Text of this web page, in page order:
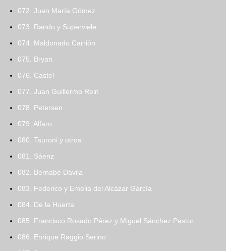
072. Juan María Gómez
073. Rando y Superviele
074. Maldonado Carrión
075. Bryan
076. Castel
077. Juan Guillermo Rein
078. Petersen
079. Alfaro
080. Tauroni y otros
081. Sáenz
082. Bernabé Dávila
083. Federico y Emelia del Alcázar García
084. De la Huerta
085. Francisco Rosado Pérez y Miguel Sánchez Pastor
086. Enrique Raggio Serino